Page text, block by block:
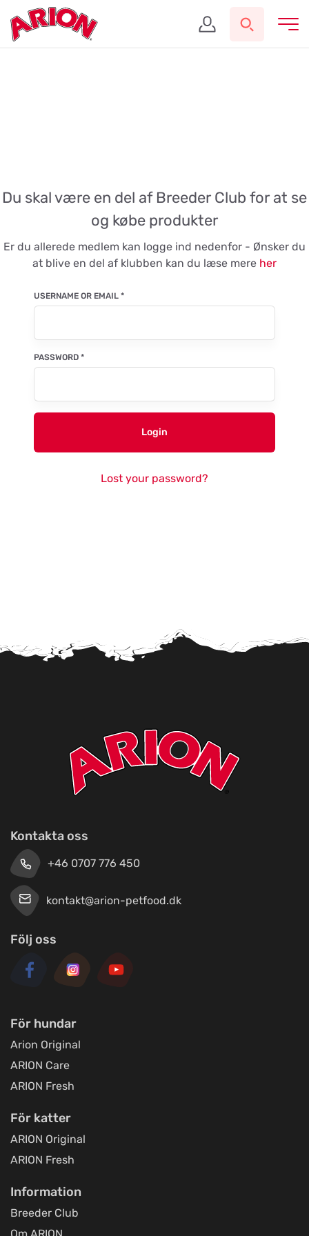
Du skal være en del af Breeder Club for at se
og købe produkter
Er du allerede medlem kan logge ind nedenfor - Ønsker du
at blive en del af klubben kan du læse mere her
USERNAME OR EMAIL *
PASSWORD *
Login
Lost your password?
Kontakta oss
+46 0707 776 450
kontakt@arion-petfood.dk
Följ oss
För hundar
Arion Original
ARION Care
ARION Fresh
För katter
ARION Original
ARION Fresh
Information
Breeder Club